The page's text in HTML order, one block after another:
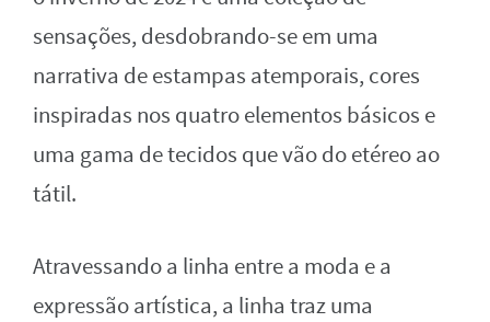
sensações, desdobrando-se em uma
narrativa de estampas atemporais, cores
inspiradas nos quatro elementos básicos e
uma gama de tecidos que vão do etéreo ao
tátil.
Atravessando a linha entre a moda e a
expressão artística, a linha traz uma